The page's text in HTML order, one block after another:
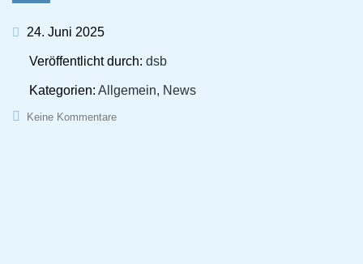
24. Juni 2025
Veröffentlicht durch: dsb
Kategorien: Allgemein, News
Keine Kommentare